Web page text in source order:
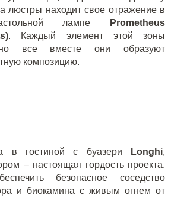
люстры находит свое отражение в
лампе
Prometheus
). Каждый элемент этой зоны
но все вместе они образуют
композицию.
в гостиной с буазери Longhi,
– настоящая гордость проекта.
безопасное соседство
и биокамина с живым огнем от